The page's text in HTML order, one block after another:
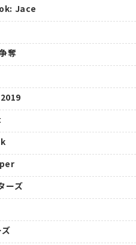
Jace
奪
ーズ